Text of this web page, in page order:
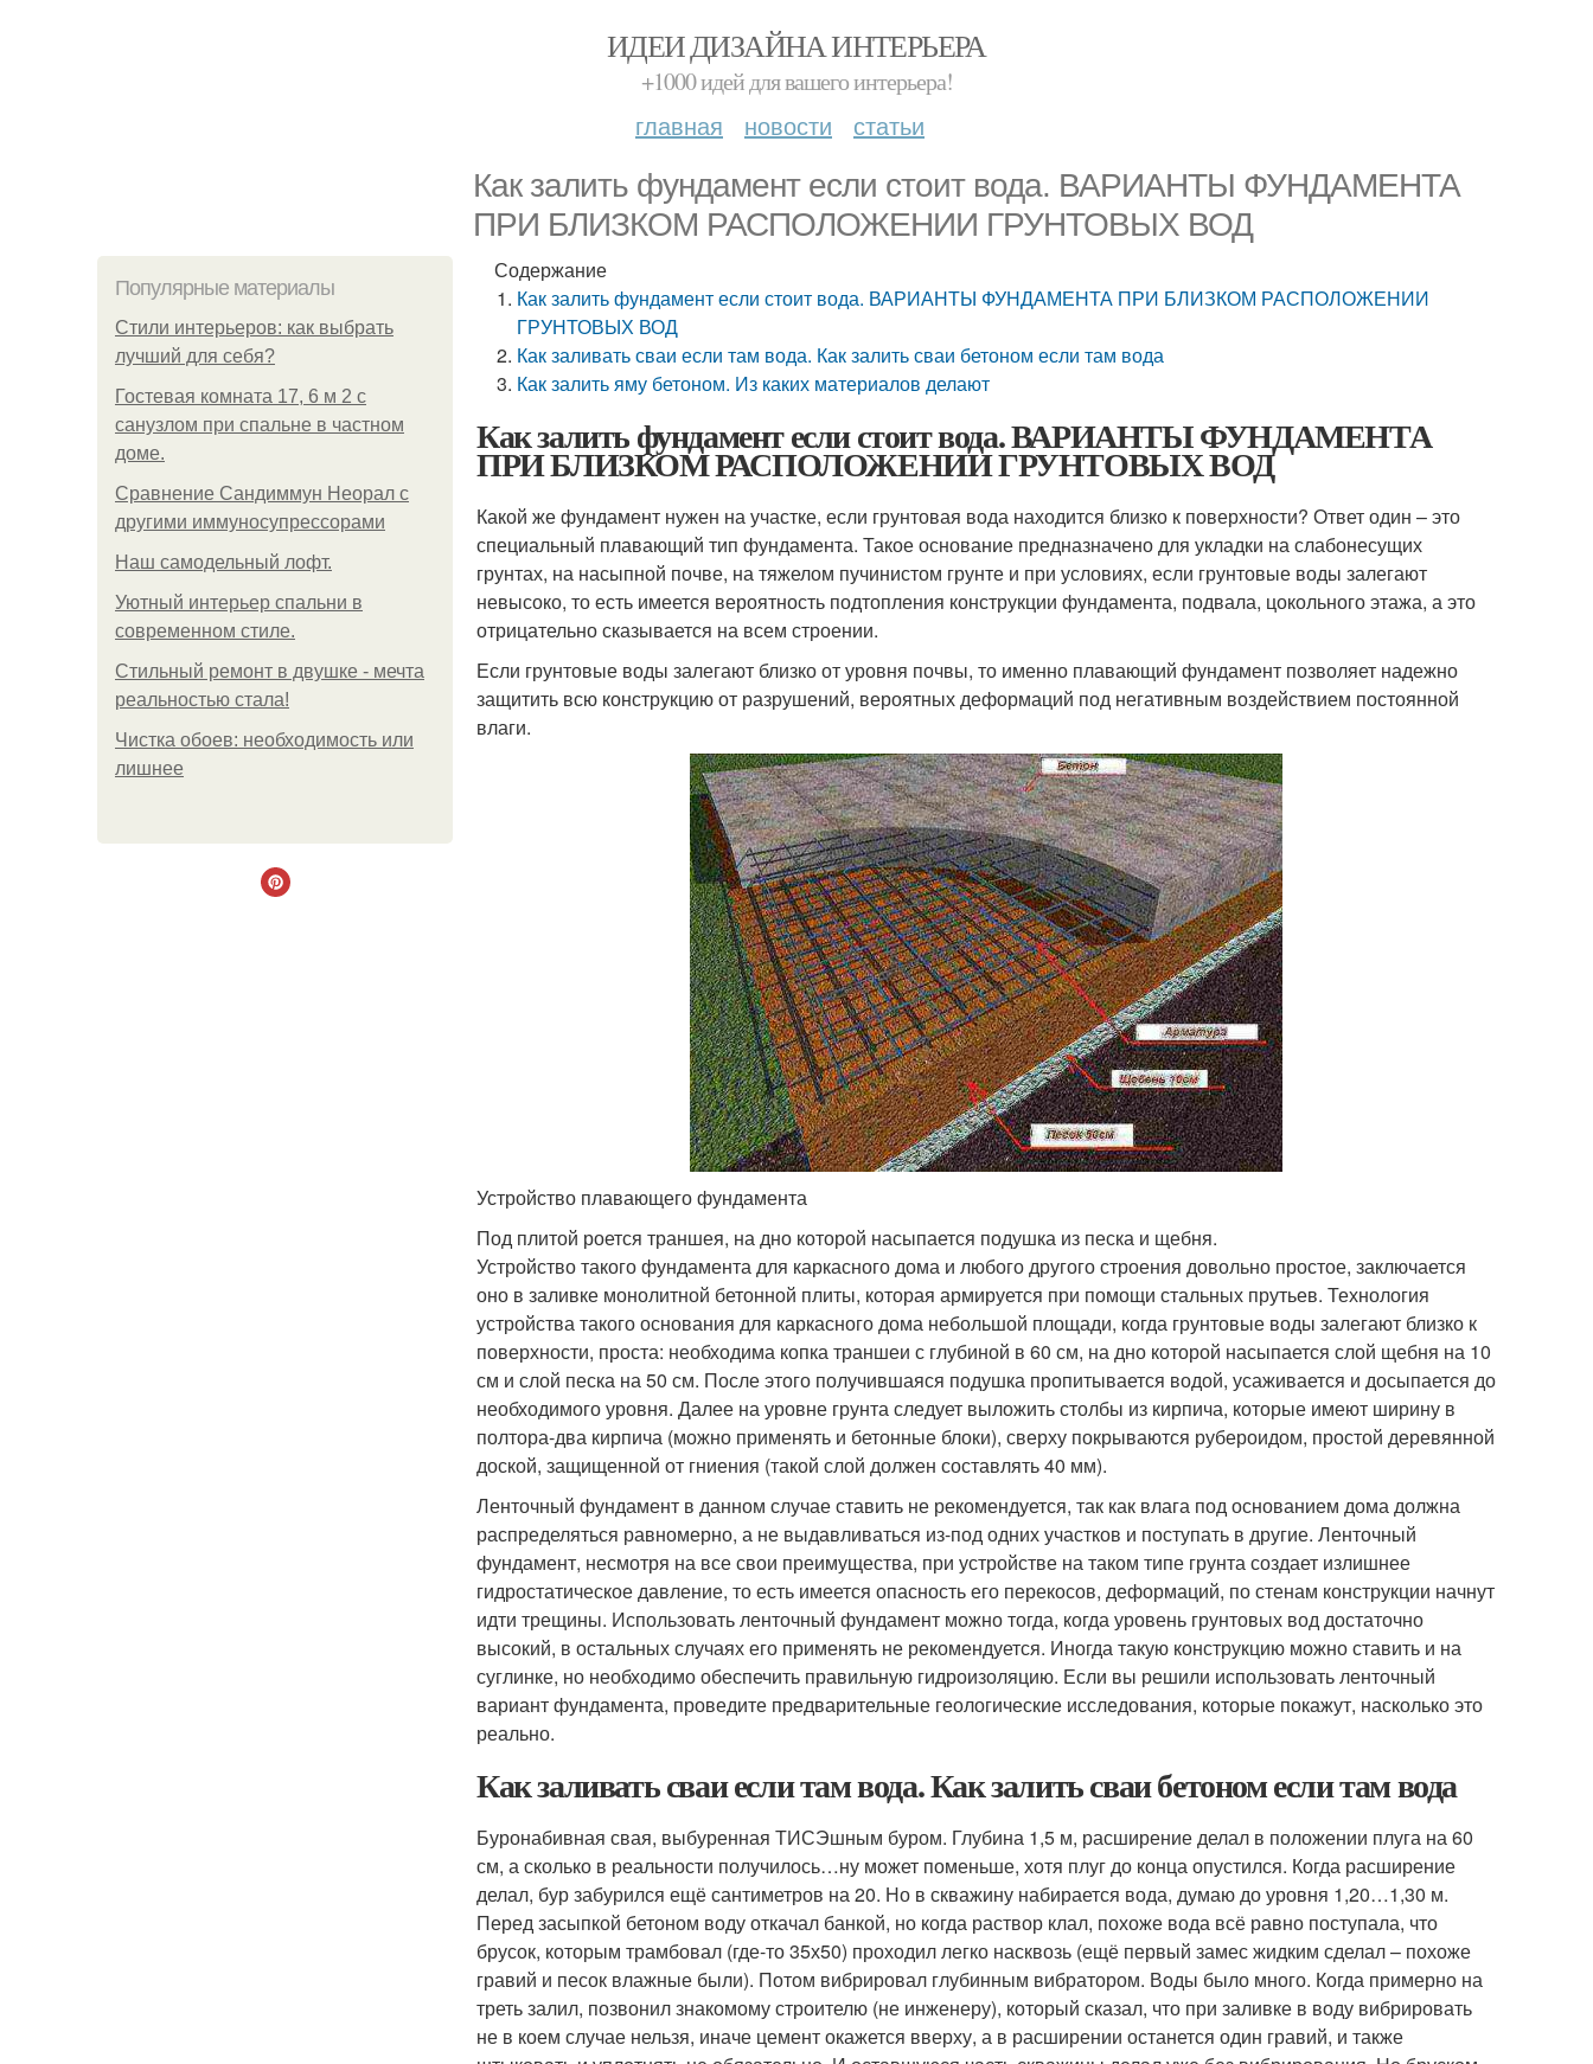
ИДЕИ ДИЗАЙНА ИНТЕРЬЕРА
+1000 идей для вашего интерьера!
главная новости статьи
Как залить фундамент если стоит вода. ВАРИАНТЫ ФУНДАМЕНТА
ПРИ БЛИЗКОМ РАСПОЛОЖЕНИИ ГРУНТОВЫХ ВОД
Популярные материалы
Стили интерьеров: как выбрать
лучший для себя?
Гостевая комната 17, 6 м 2 с
санузлом при спальне в частном
доме.
Сравнение Сандиммун Неорал с
другими иммуносупрессорами
Наш самодельный лофт.
Уютный интерьер спальни в
современном стиле.
Стильный ремонт в двушке - мечта
реальностью стала!
Чистка обоев: необходимость или
лишнее
Содержание
Как залить фундамент если стоит вода. ВАРИАНТЫ ФУНДАМЕНТА ПРИ БЛИЗКОМ РАСПОЛОЖЕНИИ
ГРУНТОВЫХ ВОД
Как заливать сваи если там вода. Как залить сваи бетоном если там вода
Как залить яму бетоном. Из каких материалов делают
Как залить фундамент если стоит вода. ВАРИАНТЫ ФУНДАМЕНТА
ПРИ БЛИЗКОМ РАСПОЛОЖЕНИИ ГРУНТОВЫХ ВОД
Какой же фундамент нужен на участке, если грунтовая вода находится близко к поверхности? Ответ один – это
специальный плавающий тип фундамента. Такое основание предназначено для укладки на слабонесущих
грунтах, на насыпной почве, на тяжелом пучинистом грунте и при условиях, если грунтовые воды залегают
невысоко, то есть имеется вероятность подтопления конструкции фундамента, подвала, цокольного этажа, а это
отрицательно сказывается на всем строении.
Если грунтовые воды залегают близко от уровня почвы, то именно плавающий фундамент позволяет надежно
защитить всю конструкцию от разрушений, вероятных деформаций под негативным воздействием постоянной
влаги.
Устройство плавающего фундамента
Под плитой роется траншея, на дно которой насыпается подушка из песка и щебня.
Устройство такого фундамента для каркасного дома и любого другого строения довольно простое, заключается
оно в заливке монолитной бетонной плиты, которая армируется при помощи стальных прутьев. Технология
устройства такого основания для каркасного дома небольшой площади, когда грунтовые воды залегают близко к
поверхности, проста: необходима копка траншеи с глубиной в 60 см, на дно которой насыпается слой щебня на 10
см и слой песка на 50 см. После этого получившаяся подушка пропитывается водой, усаживается и досыпается до
необходимого уровня. Далее на уровне грунта следует выложить столбы из кирпича, которые имеют ширину в
полтора-два кирпича (можно применять и бетонные блоки), сверху покрываются рубероидом, простой деревянной
доской, защищенной от гниения (такой слой должен составлять 40 мм).
Ленточный фундамент в данном случае ставить не рекомендуется, так как влага под основанием дома должна
распределяться равномерно, а не выдавливаться из-под одних участков и поступать в другие. Ленточный
фундамент, несмотря на все свои преимущества, при устройстве на таком типе грунта создает излишнее
гидростатическое давление, то есть имеется опасность его перекосов, деформаций, по стенам конструкции начнут
идти трещины. Использовать ленточный фундамент можно тогда, когда уровень грунтовых вод достаточно
высокий, в остальных случаях его применять не рекомендуется. Иногда такую конструкцию можно ставить и на
суглинке, но необходимо обеспечить правильную гидроизоляцию. Если вы решили использовать ленточный
вариант фундамента, проведите предварительные геологические исследования, которые покажут, насколько это
реально.
Как заливать сваи если там вода. Как залить сваи бетоном если там вода
Буронабивная свая, выбуренная ТИСЭшным буром. Глубина 1,5 м, расширение делал в положении плуга на 60
см, а сколько в реальности получилось…ну может поменьше, хотя плуг до конца опустился. Когда расширение
делал, бур забурился ещё сантиметров на 20. Но в скважину набирается вода, думаю до уровня 1,20…1,30 м.
Перед засыпкой бетоном воду откачал банкой, но когда раствор клал, похоже вода всё равно поступала, что
брусок, которым трамбовал (где-то 35х50) проходил легко насквозь (ещё первый замес жидким сделал – похоже
гравий и песок влажные были). Потом вибрировал глубинным вибратором. Воды было много. Когда примерно на
треть залил, позвонил знакомому строителю (не инженеру), который сказал, что при заливке в воду вибрировать
не в коем случае нельзя, иначе цемент окажется вверху, а в расширении останется один гравий, и также